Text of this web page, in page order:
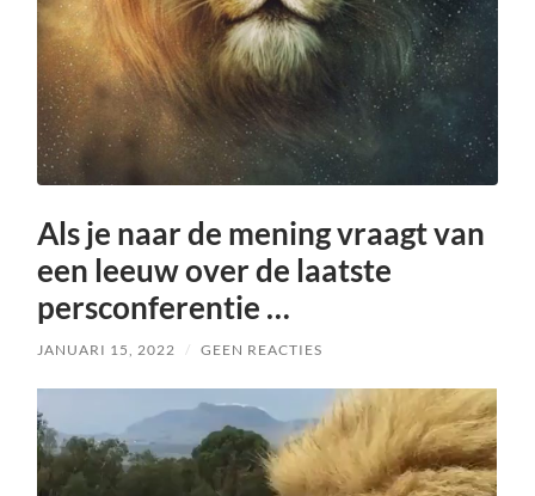
Als je naar de mening vraagt van
een leeuw over de laatste
persconferentie …
JANUARI 15, 2022 / GEEN REACTIES